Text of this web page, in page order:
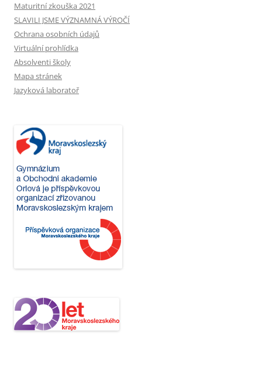
Maturitní zkouška 2021
SLAVILI JSME VÝZNAMNÁ VÝROČÍ
Ochrana osobních údajů
Virtuální prohlídka
Absolventi školy
Mapa stránek
Jazyková laboratoř